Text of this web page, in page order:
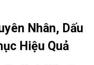
Nhân, Dấu
Hiệu Quả